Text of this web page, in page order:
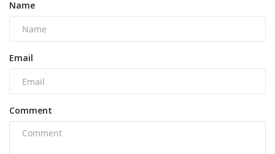
Name
Email
Comment